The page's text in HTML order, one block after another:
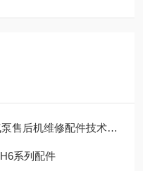
后机维修配件技术指标
系列配件